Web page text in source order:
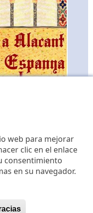
y de
Jaime I
web para mejorar
clic en el enlace
consentimiento
en su navegador.